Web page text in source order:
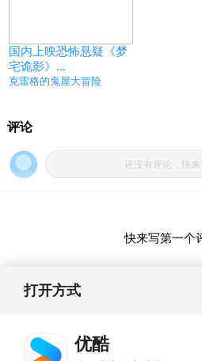
国内上映恐怖悬疑《梦
宅诡影》...
克雷格的鬼屋大冒险
打开方式
优酷